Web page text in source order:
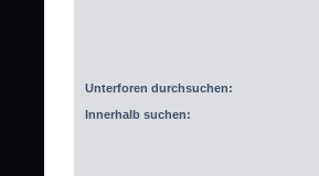
Unterforen durchsuchen:
Innerhalb suchen: